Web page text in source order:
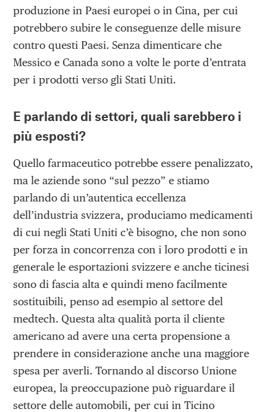
produzione in Paesi europei o in Cina, per cui
potrebbero subire le conseguenze delle misure
contro questi Paesi. Senza dimenticare che
Messico e Canada sono a volte le porte d’entrata
per i prodotti verso gli Stati Uniti.
E parlando di settori, quali sarebbero i
più esposti?
Quello farmaceutico potrebbe essere penalizzato,
ma le aziende sono “sul pezzo” e stiamo
parlando di un’autentica eccellenza
dell’industria svizzera, produciamo medicamenti
di cui negli Stati Uniti c’è bisogno, che non sono
per forza in concorrenza con i loro prodotti e in
generale le esportazioni svizzere e anche ticinesi
sono di fascia alta e quindi meno facilmente
sostituibili, penso ad esempio al settore del
medtech. Questa alta qualità porta il cliente
americano ad avere una certa propensione a
prendere in considerazione anche una maggiore
spesa per averli. Tornando al discorso Unione
europea, la preoccupazione può riguardare il
settore delle automobili, per cui in Ticino